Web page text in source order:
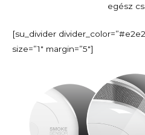
egész
[su_divider
size=”1″ margin=”5″]